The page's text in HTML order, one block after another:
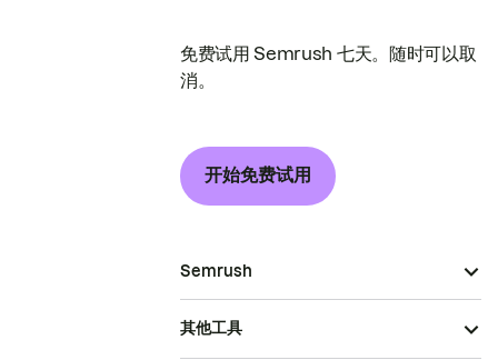
免费试用 Semrush 七天。随时可以取
消。
开始免费试用
Semrush
其他工具